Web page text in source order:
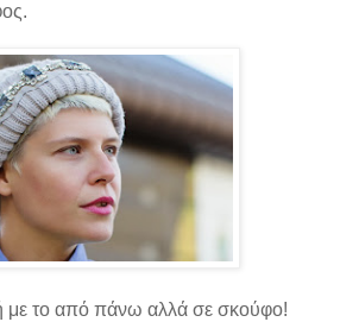
με το από πάνω αλλά σε σκούφο!